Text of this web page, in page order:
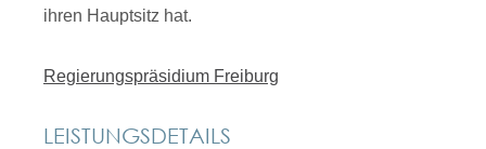
ihren Hauptsitz hat.
Regierungspräsidium Freiburg
LEISTUNGSDETAILS